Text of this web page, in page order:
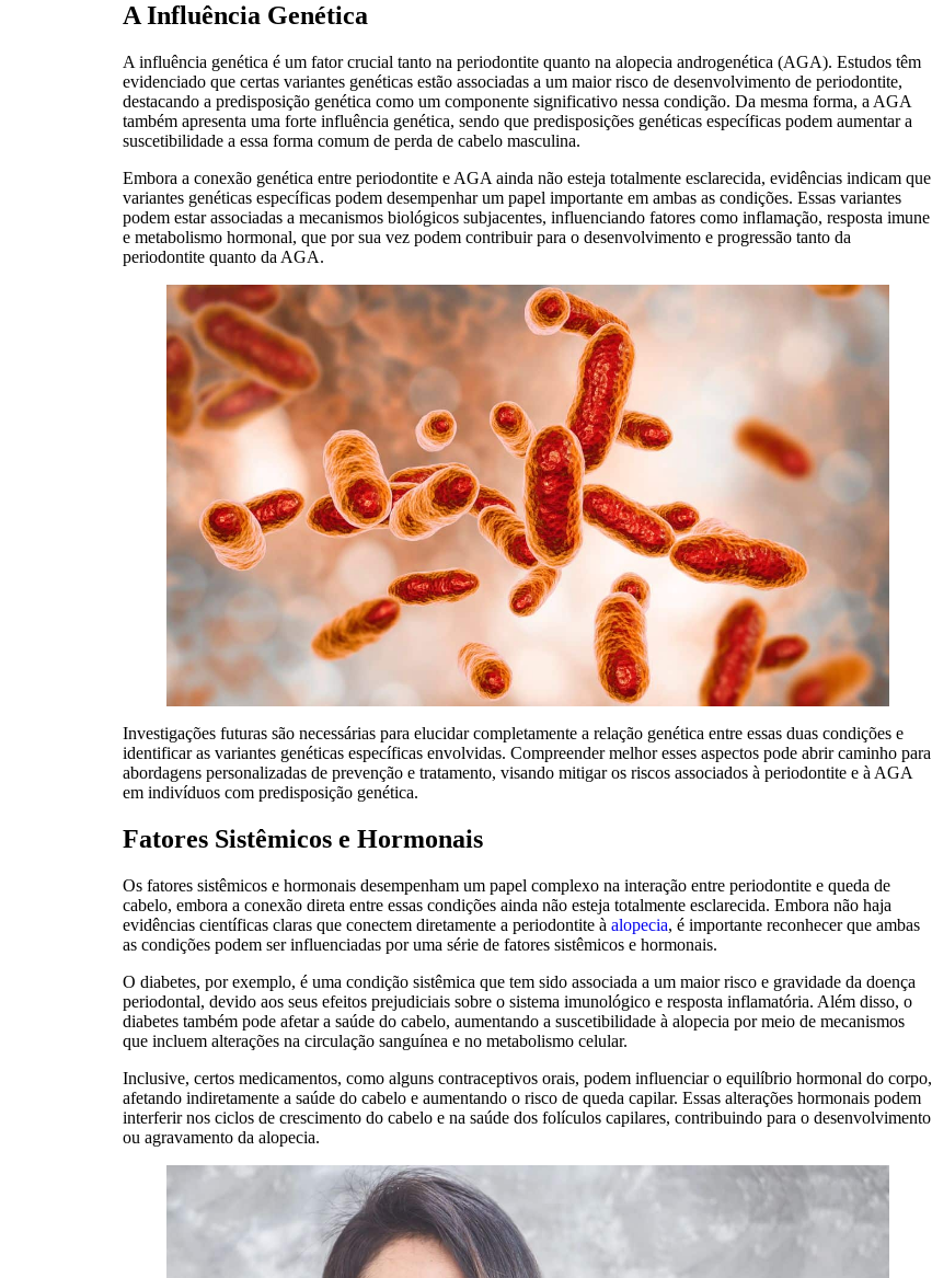
A Influência Genética
A influência genética é um fator crucial tanto na periodontite quanto na alopecia androgenética (AGA). Estudos têm
evidenciado que certas variantes genéticas estão associadas a um maior risco de desenvolvimento de periodontite,
destacando a predisposição genética como um componente significativo nessa condição. Da mesma forma, a AGA
também apresenta uma forte influência genética, sendo que predisposições genéticas específicas podem aumentar a
suscetibilidade a essa forma comum de perda de cabelo masculina.
Embora a conexão genética entre periodontite e AGA ainda não esteja totalmente esclarecida, evidências indicam que
variantes genéticas específicas podem desempenhar um papel importante em ambas as condições. Essas variantes
podem estar associadas a mecanismos biológicos subjacentes, influenciando fatores como inflamação, resposta imune
e metabolismo hormonal, que por sua vez podem contribuir para o desenvolvimento e progressão tanto da
periodontite quanto da AGA.
Investigações futuras são necessárias para elucidar completamente a relação genética entre essas duas condições e
identificar as variantes genéticas específicas envolvidas. Compreender melhor esses aspectos pode abrir caminho para
abordagens personalizadas de prevenção e tratamento, visando mitigar os riscos associados à periodontite e à AGA
em indivíduos com predisposição genética.
Fatores Sistêmicos e Hormonais
Os fatores sistêmicos e hormonais desempenham um papel complexo na interação entre periodontite e queda de
cabelo, embora a conexão direta entre essas condições ainda não esteja totalmente esclarecida. Embora não haja
evidências científicas claras que conectem diretamente a periodontite à alopecia, é importante reconhecer que ambas
as condições podem ser influenciadas por uma série de fatores sistêmicos e hormonais.
O diabetes, por exemplo, é uma condição sistêmica que tem sido associada a um maior risco e gravidade da doença
periodontal, devido aos seus efeitos prejudiciais sobre o sistema imunológico e resposta inflamatória. Além disso, o
diabetes também pode afetar a saúde do cabelo, aumentando a suscetibilidade à alopecia por meio de mecanismos
que incluem alterações na circulação sanguínea e no metabolismo celular.
Inclusive, certos medicamentos, como alguns contraceptivos orais, podem influenciar o equilíbrio hormonal do corpo,
afetando indiretamente a saúde do cabelo e aumentando o risco de queda capilar. Essas alterações hormonais podem
interferir nos ciclos de crescimento do cabelo e na saúde dos folículos capilares, contribuindo para o desenvolvimento
ou agravamento da alopecia.